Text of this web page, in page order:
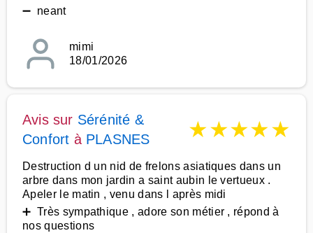
➖ neant
mimi
18/01/2026
Avis sur Sérénité &
Confort à PLASNES ★★★★★
Destruction d un nid de frelons asiatiques dans un
arbre dans mon jardin a saint aubin le vertueux .
Apeler le matin , venu dans l après midi
➕ Très sympathique , adore son métier , répond à
nos questions